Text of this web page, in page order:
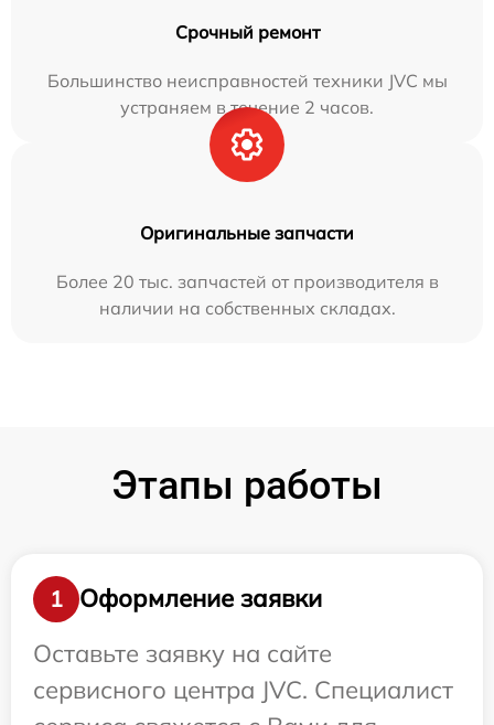
Срочный ремонт
Большинство неисправностей техники JVC мы
устраняем в течение 2 часов.
Оригинальные запчасти
Более 20 тыс. запчастей от производителя в
наличии на собственных складах.
Этапы работы
1
Оформление заявки
Оставьте заявку на сайте
сервисного центра JVC. Специалист